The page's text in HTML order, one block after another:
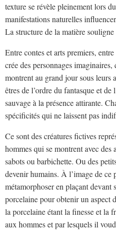
texture se révèle pleinement lors
manifestations naturelles
La structure de la matière
Entre contes et arts premiers,
crée des personnages
montrent au grand jour sous leurs
êtres de l’ordre du fantasque et
sauvage à la présence attirante.
spécificités qui ne laissent pas
Ce sont des créatures fictives
hommes qui se montrent avec des
sabots ou barbichette. Ou des
devenir humains. À l’image de ce
métamorphoser en plaçant devant
porcelaine pour obtenir un aspect
la porcelaine étant la finesse et la
aux hommes et par lesquels il